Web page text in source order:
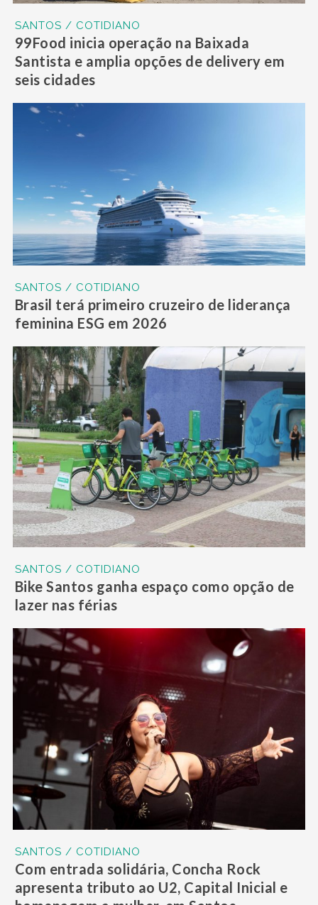
SANTOS / COTIDIANO
99Food inicia operação na Baixada
Santista e amplia opções de delivery em
seis cidades
SANTOS / COTIDIANO
Brasil terá primeiro cruzeiro de liderança
feminina ESG em 2026
SANTOS / COTIDIANO
Bike Santos ganha espaço como opção de
lazer nas férias
SANTOS / COTIDIANO
Com entrada solidária, Concha Rock
apresenta tributo ao U2, Capital Inicial e